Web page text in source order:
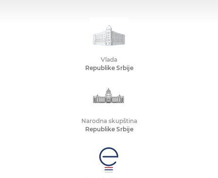
Vlada
Republike Srbije
Narodna skupština
Republike Srbije